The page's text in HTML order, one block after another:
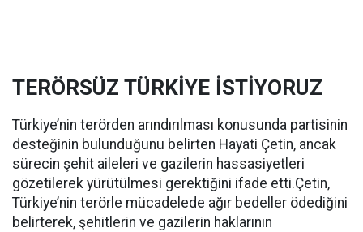
TERÖRSÜZ TÜRKİYE İSTİYORUZ
Türkiye’nin terörden arındırılması konusunda partisinin
desteğinin bulunduğunu belirten Hayati Çetin, ancak
sürecin şehit aileleri ve gazilerin hassasiyetleri
gözetilerek yürütülmesi gerektiğini ifade etti.Çetin,
Türkiye’nin terörle mücadelede ağır bedeller ödediğini
belirterek, şehitlerin ve gazilerin haklarının